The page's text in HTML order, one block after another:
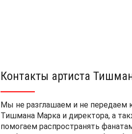
Контакты артиста
Мы не разглашаем и не передаем
Тишмана Марка и директора, а
помогаем распространять